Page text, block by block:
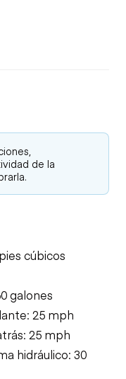
de la
cúbicos
galones
25 mph
25 mph
hidráulico: 30